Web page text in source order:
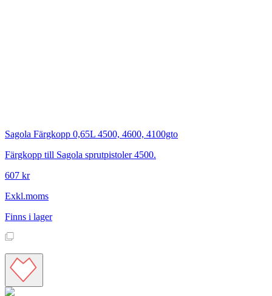
Sagola Färgkopp 0,65L 4500, 4600, 4100gto
Färgkopp till Sagola sprutpistoler 4500.
607 kr
Exkl.moms
Finns i lager